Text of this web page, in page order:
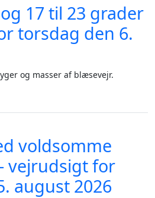
17 til 23 grader
torsdag den 6.
og masser af blæsevejr.
og 17 til 23 grader - vejrudsigt for
voldsomme
vejrudsigt for
august 2026